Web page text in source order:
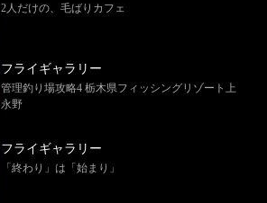
2人だけの、毛ばりカフェ
フライギャラリー
管理釣り場攻略4 栃木県フィッシングリゾート上
永野
フライギャラリー
「終わり」は「始まり」